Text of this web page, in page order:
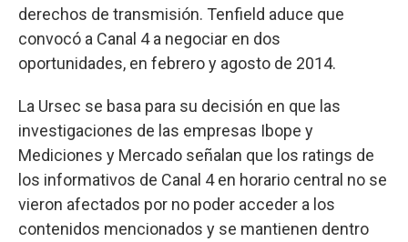
derechos de transmisión. Tenfield aduce que
convocó a Canal 4 a negociar en dos
oportunidades, en febrero y agosto de 2014.
La Ursec se basa para su decisión en que las
investigaciones de las empresas Ibope y
Mediciones y Mercado señalan que los ratings de
los informativos de Canal 4 en horario central no se
vieron afectados por no poder acceder a los
contenidos mencionados y se mantienen dentro